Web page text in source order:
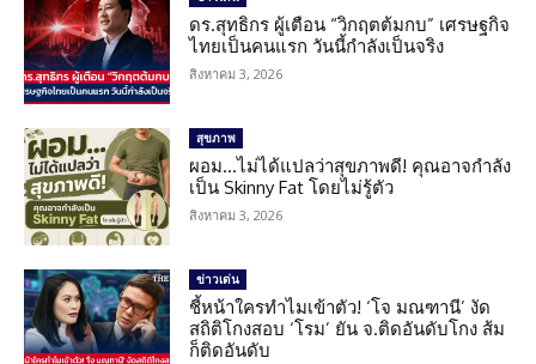
ดร.สุทธิกร ผู้เตือน “วิกฤตต้มกบ” เศรษฐกิจ
ไทยเป็นคนแรก วันนี้กำลังเป็นจริง
สิงหาคม 3, 2026
สุขภาพ
ผอม…ไม่ได้แปลว่าสุขภาพดี! คุณอาจกำลัง
เป็น Skinny Fat โดยไม่รู้ตัว
สิงหาคม 3, 2026
ข่าวเด่น
ชี้หน้าใครทำไมเข้าตัว! ‘โจ มณฑานี’ งัด
สถิติโกงสอบ ‘โรม’ ยัน จ.ติดอันดับโกง ส้ม
ก็ติดอันดับ